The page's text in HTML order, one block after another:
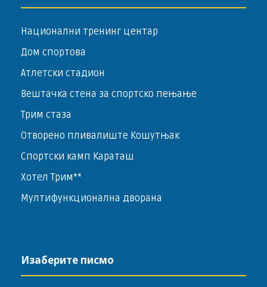
Национални тренинг центар
Дом спортова
Атлетски стадион
Вештачка стена за спортско пењање
Трим стаза
Отворено пливалиште Кошутњак
Спортски камп Караташ
Хотел Трим**
Мултифункционална дворана
Изаберите писмо